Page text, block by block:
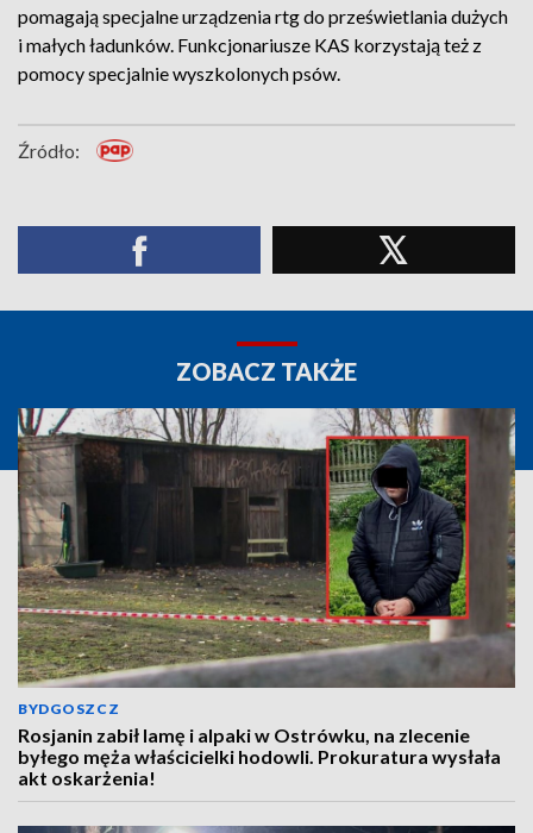
pomagają specjalne urządzenia rtg do prześwietlania dużych
i małych ładunków. Funkcjonariusze KAS korzystają też z
pomocy specjalnie wyszkolonych psów.
Źródło:
ZOBACZ TAKŻE
BYDGOSZCZ
Rosjanin zabił lamę i alpaki w Ostrówku, na zlecenie
byłego męża właścicielki hodowli. Prokuratura wysłała
akt oskarżenia!